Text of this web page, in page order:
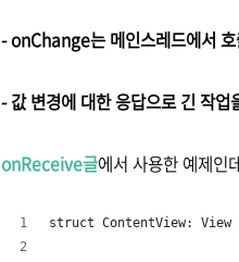
- onChange는 메인스레드에서
- 값 변경에 대한 응답으로 긴 작
onReceive글에서 사용한 예제인
struct ContentView: View